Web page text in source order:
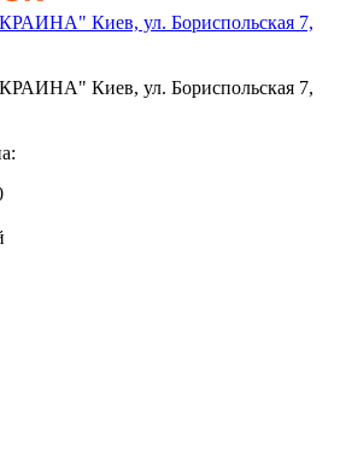
Киев, ул. Бориспольская 7,
Киев, ул. Бориспольская 7,